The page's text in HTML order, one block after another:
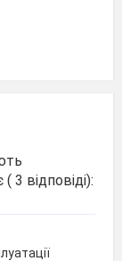
3 відповіді):